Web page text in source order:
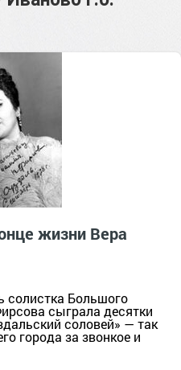
жизни Вера
солистка Большого
сыграла десятки
соловей» — так
города за звонкое и